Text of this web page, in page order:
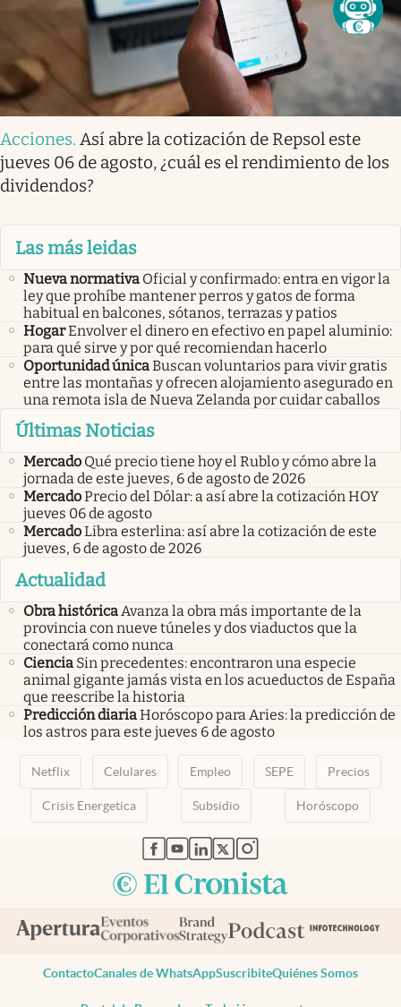
Acciones. Así abre la cotización de Repsol este
jueves 06 de agosto, ¿cuál es el rendimiento de los
dividendos?
Las más leidas
Nueva normativa Oficial y confirmado: entra en vigor la
ley que prohíbe mantener perros y gatos de forma
habitual en balcones, sótanos, terrazas y patios
HogarEnvolver el dinero en efectivo en papel aluminio:
para qué sirve y por qué recomiendan hacerlo
Oportunidad únicaBuscan voluntarios para vivir gratis
entre las montañas y ofrecen alojamiento asegurado en
una remota isla de Nueva Zelanda por cuidar caballos
Últimas Noticias
Mercado Qué precio tiene hoy el Rublo y cómo abre la
jornada de este jueves, 6 de agosto de 2026
MercadoPrecio del Dólar: a así abre la cotización HOY
jueves 06 de agosto
MercadoLibra esterlina: así abre la cotización de este
jueves, 6 de agosto de 2026
Actualidad
Obra históricaAvanza la obra más importante de la
provincia con nueve túneles y dos viaductos que la
conectará como nunca
Ciencia Sin precedentes: encontraron una especie
animal gigante jamás vista en los acueductos de España
que reescribe la historia
Predicción diariaHoróscopo para Aries: la predicción de
los astros para este jueves 6 de agosto
Netflix Celulares Empleo SEPE Precios
Crisis Energetica Subsidio Horóscopo
abre en nueva pestaña
abre en nueva pestaña
abre en nueva pestaña
abre en nueva pestaña
abre en nueva pestaña
ContactoCanales de WhatsAppSuscribiteQuiénes Somos